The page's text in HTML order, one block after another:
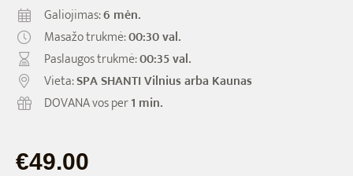
Galiojimas:6 mėn.
Masažo trukmė:00:30 val.
Paslaugos trukmė:00:35 val.
Vieta:SPA SHANTI Vilnius arba Kaunas
DOVANA vos per1 min.
€49.00